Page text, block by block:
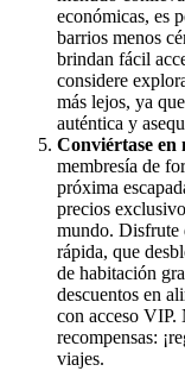
económicas, es
barrios menos
brindan fácil
considere
más lejos, ya
auténtica y
Conviértase en
membresía de
próxima
precios
mundo. Disfrute
rápida, que
de habitación
descuentos en
con acceso VIP.
recompensas:
viajes.